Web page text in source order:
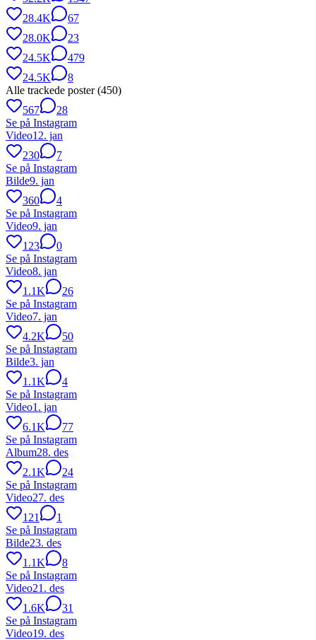
28.4K
67
28.0K
23
24.5K
479
24.5K
8
Alle trackede poster (450)
567
28
Se på Instagram
Video12. jan
230
7
Se på Instagram
Bilde9. jan
360
4
Se på Instagram
Video9. jan
123
0
Se på Instagram
Video8. jan
1.1K
26
Se på Instagram
Video7. jan
4.2K
50
Se på Instagram
Bilde3. jan
1.1K
4
Se på Instagram
Video1. jan
6.1K
77
Se på Instagram
Album28. des
2.1K
24
Se på Instagram
Video27. des
121
1
Se på Instagram
Bilde23. des
1.1K
8
Se på Instagram
Video21. des
1.6K
31
Se på Instagram
Video19. des